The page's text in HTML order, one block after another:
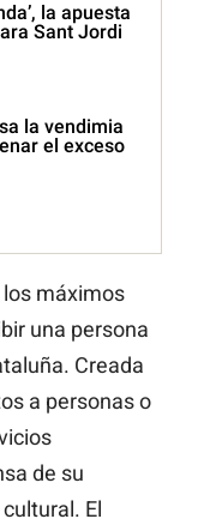
la apuesta
Sant Jordi
la vendimia
el exceso
los máximos
una persona
Creada
a personas o
de su
El